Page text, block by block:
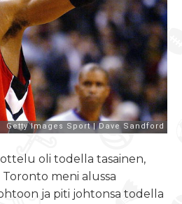
oli todella tasainen,
meni alussa
ja piti johtonsa todella